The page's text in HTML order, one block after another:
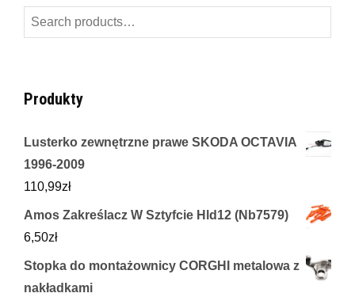
Search
for:
Produkty
Lusterko zewnętrzne prawe SKODA OCTAVIA
1996-2009
110,99zł
Amos Zakreślacz W Sztyfcie Hld12 (Nb7579)
6,50zł
Stopka do montażownicy CORGHI metalowa z
nakładkami